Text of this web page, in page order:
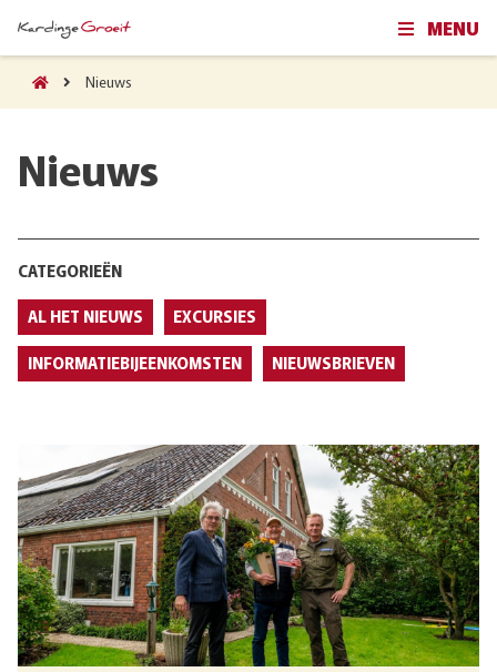
MENU
Nieuws
Nieuws
CATEGORIEËN
AL HET NIEUWS EXCURSIES
INFORMATIEBIJEENKOMSTEN NIEUWSBRIEVEN